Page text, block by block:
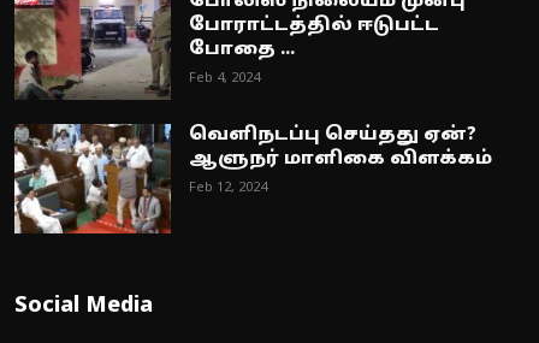
போராட்டத்தில் ஈடுபட்ட
போதை ...
Feb 4, 2024
வெளிநடப்பு செய்தது ஏன்?
ஆளுநர் மாளிகை விளக்கம்
Feb 12, 2024
Social Media